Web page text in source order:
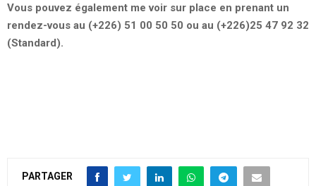
Vous pouvez également me voir sur place en prenant un
rendez-vous au (+226) 51 00 50 50 ou au (+226)25 47 92 32
(Standard).
PARTAGER